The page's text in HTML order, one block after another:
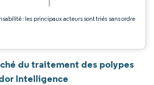
: les principaux acteurs sont triés sans ordre
du traitement des polypes
Intelligence